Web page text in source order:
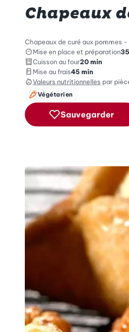
Chapeaux
Chapeaux de curé aux pommes
Mise en place et préparation
Cuisson au four20 min
Mise au frais45 min
Valeurs nutritionnelles par
Végétarien
Sauvegarder